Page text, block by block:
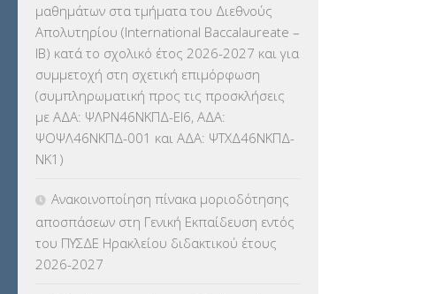
ΕΠΙΜΟΡΦΩΣΗ Τ.Π.Ε.(10)
ΕΥΡΩΠΑΪΚΑ ΠΡΟΓΡΑΜΜΑΤΑ(230)
ΚΕΣΥ(60)
ΚΕΣΥΠ(109)
ΓΛΩΣΣΟΜΑΘΕΙΑΣ(135)
ΚΠπ- ΚΡΑΤΙΚΟ ΠΙΣΤΟΠΟΙΗΤΙΚΟ
ΠΛΗΡΟΦΟΡΙΚΗΣ
μαθημάτων στα τμήματα του Διεθνούς
Απολυτηρίου (International Baccalaureate –
IB) κατά το σχολικό έτος 2026-2027 και για
συμμετοχή στη σχετική επιμόρφωση
(συμπληρωματική προς τις προσκλήσεις
με ΑΔΑ: ΨΛΡΝ46ΝΚΠΔ-ΕΙ6, ΑΔΑ:
ΨΟΨΛ46ΝΚΠΔ-001 και ΑΔΑ: ΨΤΧΔ46ΝΚΠΔ-
ΝΚ1)
Ανακοινοποίηση πίνακα μοριοδότησης
αποσπάσεων στη Γενική Εκπαίδευση εντός
του ΠΥΣΔΕ Ηρακλείου διδακτικού έτους
2026-2027